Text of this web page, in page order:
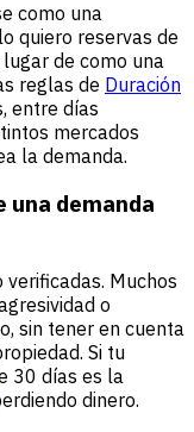
como una
quiero reservas de
de como una
reglas de Duración
entre días
mercados
la demanda.
una demanda
Muchos
o
sin tener en cuenta
Si tu
30 días es la
dinero.